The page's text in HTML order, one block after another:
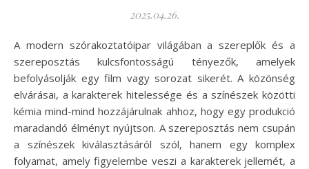
2025.04.26.
A modern szórakoztatóipar világában a szereplők és a
szereposztás kulcsfontosságú tényezők, amelyek
befolyásolják egy film vagy sorozat sikerét. A közönség
elvárásai, a karakterek hitelessége és a színészek közötti
kémia mind-mind hozzájárulnak ahhoz, hogy egy produkció
maradandó élményt nyújtson. A szereposztás nem csupán
a színészek kiválasztásáról szól, hanem egy komplex
folyamat, amely figyelembe veszi a karakterek jellemét, a